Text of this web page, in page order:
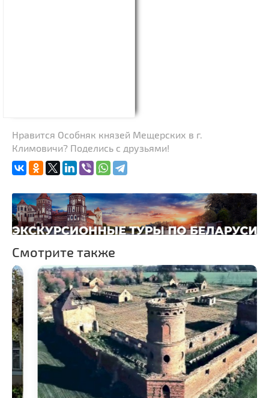
Нравится Особняк князей Мещерских в г.
Климовичи? Поделись с друзьями!
Смотрите также